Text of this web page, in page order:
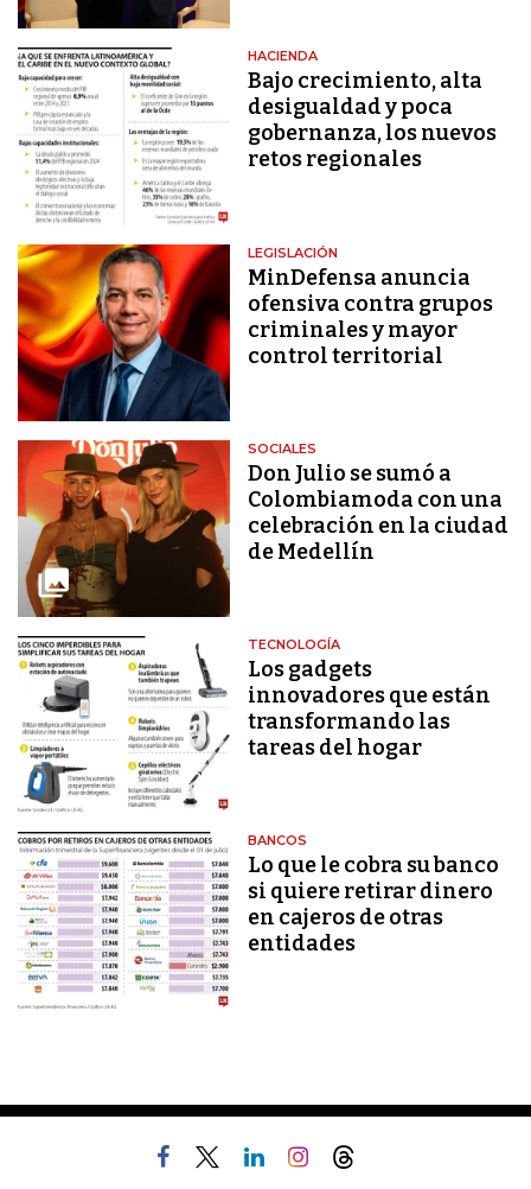
HACIENDA
Bajo crecimiento, alta
desigualdad y poca
gobernanza, los nuevos
retos regionales
LEGISLACIÓN
MinDefensa anuncia
ofensiva contra grupos
criminales y mayor
control territorial
SOCIALES
Don Julio se sumó a
Colombiamoda con una
celebración en la ciudad
de Medellín
TECNOLOGÍA
Los gadgets
innovadores que están
transformando las
tareas del hogar
BANCOS
Lo que le cobra su banco
si quiere retirar dinero
en cajeros de otras
entidades